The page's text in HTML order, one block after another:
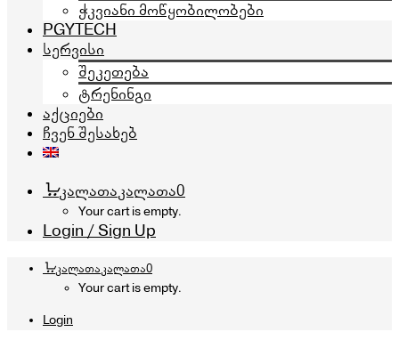
ჭკვიანი მოწყობილობები
PGYTECH
სერვისი
შეკეთება
ტრენინგი
აქციები
ჩვენ შესახებ
კალათაკალათა0
Your cart is empty.
Login / Sign Up
კალათაკალათა0
Your cart is empty.
Login